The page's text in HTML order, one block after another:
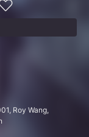
Roy Wang,